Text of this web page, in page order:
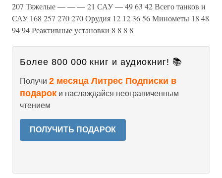
3. Включены в штат 1944 г.
Изменения в боевом и численном составе танкового
Наименование1942 г. 1943 г. 1944 г. 1945 г.Личный
207 228 Из них: легкие 70 — — — Средние 98 208 207
207 Тяжелые — — — 21 САУ — 49 63 42 Всего танков и
САУ 168 257 270 270 Орудия 12 12 36 56 Минометы 18 48
94 94 Реактивные установки 8 8 8 8
Получи2 месяца Литрес Подписки в